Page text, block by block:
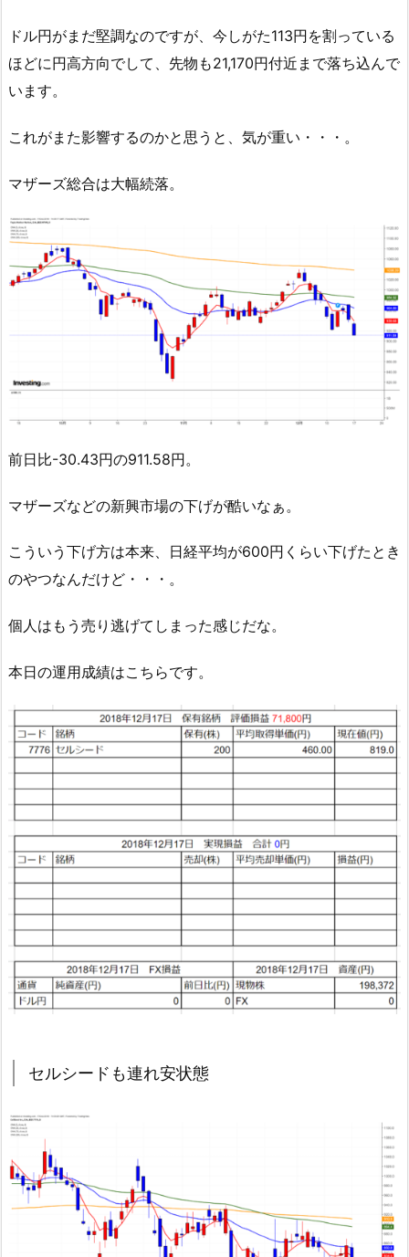
ドル円がまだ堅調なのですが、今しがた113円を割っている
ほどに円高方向でして、先物も21,170円付近まで落ち込んで
います。
これがまた影響するのかと思うと、気が重い・・・。
マザーズ総合は大幅続落。
前日比-30.43円の911.58円。
マザーズなどの新興市場の下げが酷いなぁ。
こういう下げ方は本来、日経平均が600円くらい下げたとき
のやつなんだけど・・・。
個人はもう売り逃げてしまった感じだな。
本日の運用成績はこちらです。
セルシードも連れ安状態